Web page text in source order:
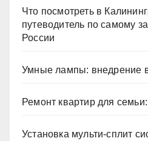
Что посмотреть в
путеводитель по самому
России
Умные лампы: внедрение
Ремонт квартир для
Установка мульти-сплит